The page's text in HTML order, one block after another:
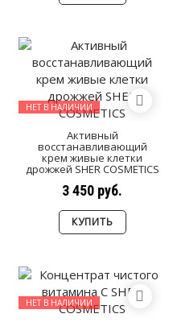
НЕТ В НАЛИЧИИ
Активный
восстанавливающий
крем живые клетки
дрожжей SHER COSMETICS
3 450 руб.
КУПИТЬ
НЕТ В НАЛИЧИИ